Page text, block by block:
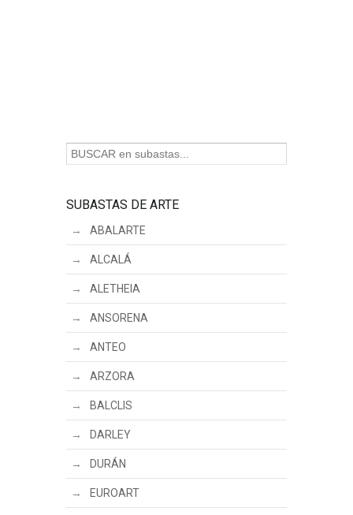
SUBASTAS DE ARTE
ABALARTE
ALCALÁ
ALETHEIA
ANSORENA
ANTEO
ARZORA
BALCLIS
DARLEY
DURÁN
EUROART